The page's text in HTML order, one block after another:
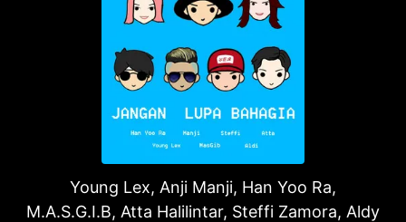
Young Lex, Anji Manji, Han Yoo Ra,
M.A.S.G.I.B, Atta Halilintar, Steffi Zamora, Aldy